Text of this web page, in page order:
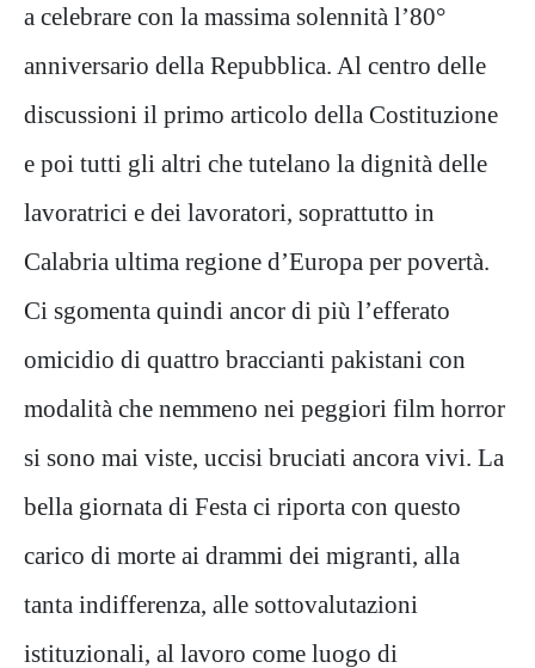
a celebrare con la massima solennità l’80°
anniversario della Repubblica. Al centro delle
discussioni il primo articolo della Costituzione
e poi tutti gli altri che tutelano la dignità delle
lavoratrici e dei lavoratori, soprattutto in
Calabria ultima regione d’Europa per povertà.
Ci sgomenta quindi ancor di più l’efferato
omicidio di quattro braccianti pakistani con
modalità che nemmeno nei peggiori film horror
si sono mai viste, uccisi bruciati ancora vivi. La
bella giornata di Festa ci riporta con questo
carico di morte ai drammi dei migranti, alla
tanta indifferenza, alle sottovalutazioni
istituzionali, al lavoro come luogo di